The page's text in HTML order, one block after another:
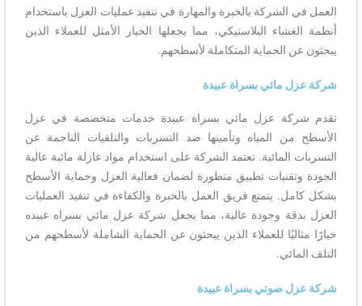
العمل في الشركة بالخبرة والمهارة في تنفيذ عمليات العزل باستخدام
أنظمة الغشاء البلاستيكي، مما يجعلها الخيار الأمثل للعملاء الذين
يبحثون عن الحماية المتكاملة لأسطحهم.
شركة عزل مائي بسراة عبيدة
تقدم شركة عزل مائي بسراة عبيدة خدمات متخصصة في عزل
الأسطح من المياه وتأمينها ضد التسربات والتلفيات الناجمة عن
التسربات المائية. تعتمد الشركة على استخدام مواد عازلة مائية عالية
الجودة وتقنيات تطبيق متطورة لضمان فعالية العزل وحماية الأسطح
بشكل كامل. يتمتع فريق العمل بالخبرة والكفاءة في تنفيذ العمليات
العزل بدقة وجودة عالية، مما يجعل شركة عزل مائي بسراه عبيده
خيارًا مثاليًا للعملاء الذين يبحثون عن الحماية الشاملة لأسطحهم من
التلف المائي.
شركة عزل صوتي بسراة عبيدة